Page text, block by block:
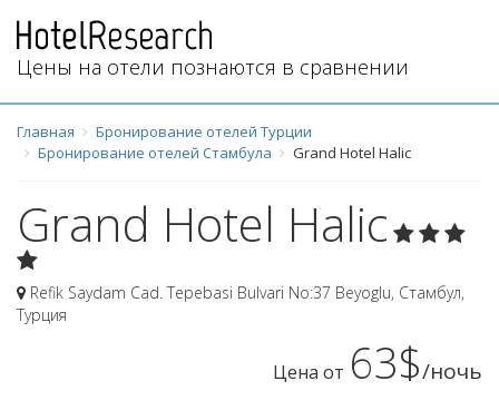
Цены на отели познаются в сравнении
Главная
Бронирование отелей Турции
Бронирование отелей Стамбула
Grand Hotel Halic
Grand Hotel Halic
Refik Saydam Cad. Tepebasi Bulvari No:37 Beyoglu, Стамбул,
Турция
Цена от 63$/ночь